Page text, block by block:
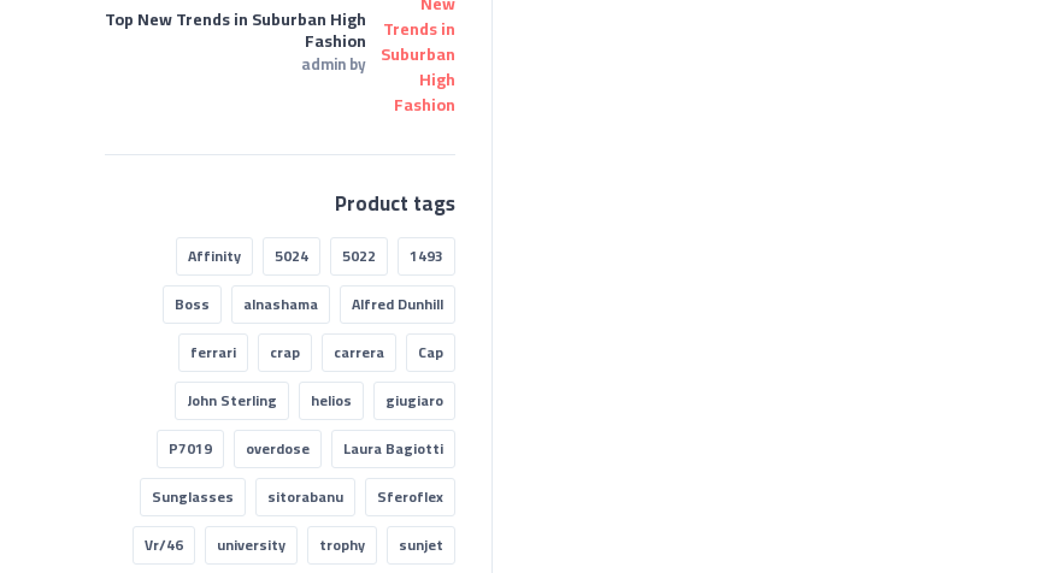
Top New Trends in Suburban High
Fashion
by
admin
Product tags
1493
5022
5024
Affinity
Alfred Dunhill
alnashama
Boss
Cap
carrera
crap
ferrari
giugiaro
helios
John Sterling
Laura Bagiotti
overdose
P7019
Sferoflex
sitorabanu
Sunglasses
sunjet
trophy
university
Vr/46